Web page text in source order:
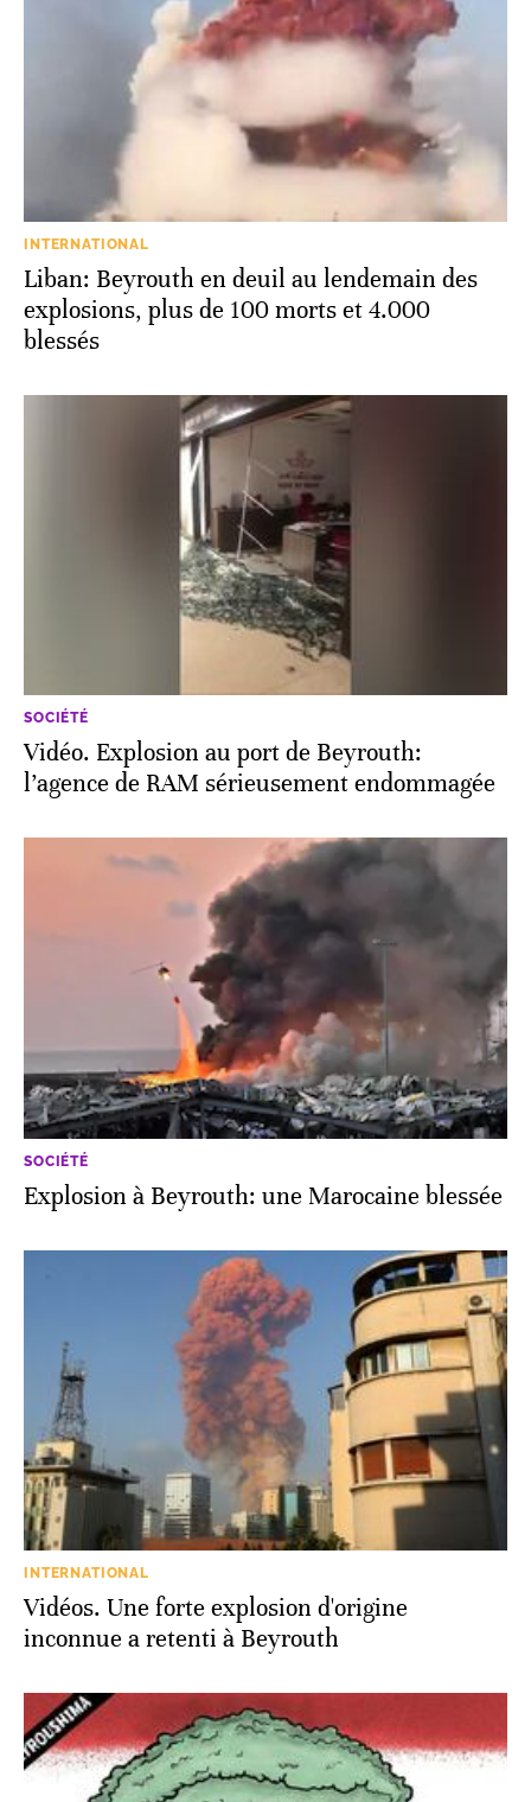
INTERNATIONAL
Liban: Beyrouth en deuil au lendemain des
explosions, plus de 100 morts et 4.000
blessés
SOCIÉTÉ
Vidéo. Explosion au port de Beyrouth:
l’agence de RAM sérieusement endommagée
SOCIÉTÉ
Explosion à Beyrouth: une Marocaine blessée
INTERNATIONAL
Vidéos. Une forte explosion d'origine
inconnue a retenti à Beyrouth